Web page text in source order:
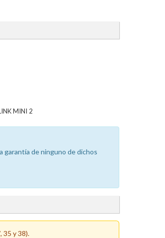
MINI 2
garantía de ninguno de dichos
35 y 38).